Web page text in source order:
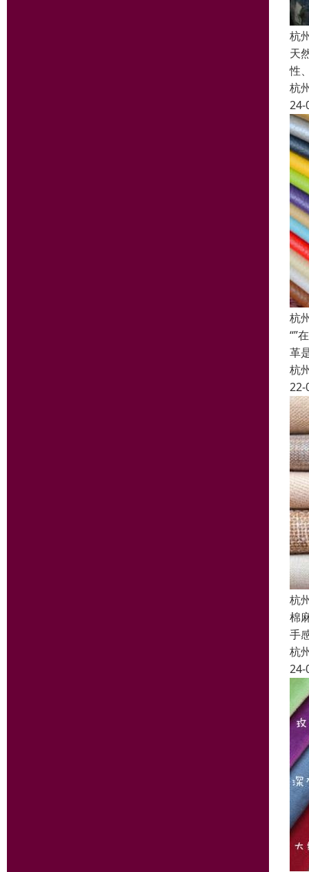
杭
天
性
杭
24-
杭
“”
革
杭
22-
杭
棉
手
杭
24-